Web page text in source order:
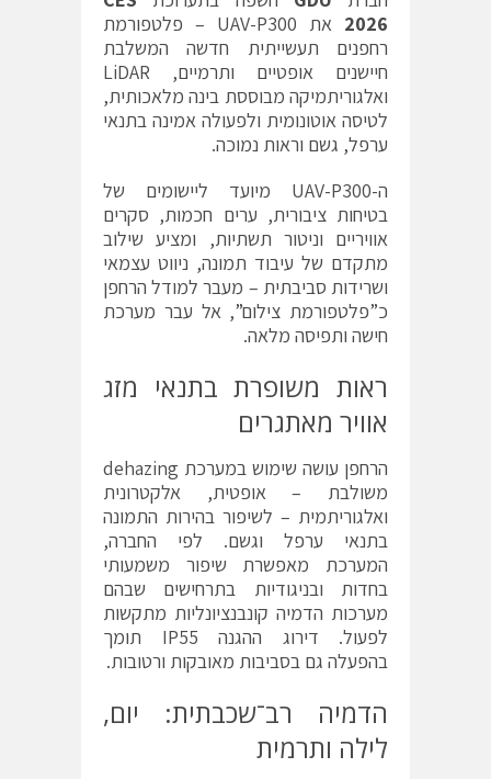
2026
את UAV-P300 – פלטפורמת
רחפנים תעשייתית חדשה המשלבת
חיישנים אופטיים ותרמיים, LiDAR
ואלגוריתמיקה מבוססת בינה מלאכותית,
לטיסה אוטונומית ולפעולה אמינה בתנאי
ערפל, גשם וראות נמוכה.
ה-UAV-P300 מיועד ליישומים של
בטיחות ציבורית, ערים חכמות, סקרים
אוויריים וניטור תשתיות, ומציע שילוב
מתקדם של עיבוד תמונה, ניווט עצמאי
ושרידות סביבתית – מעבר למודל הרחפן
כ”פלטפורמת צילום”, אל עבר מערכת
חישה ותפיסה מלאה.
ראות משופרת בתנאי מזג
אוויר מאתגרים
הרחפן עושה שימוש במערכת dehazing
משולבת – אופטית, אלקטרונית
ואלגוריתמית – לשיפור בהירות התמונה
בתנאי ערפל וגשם. לפי החברה,
המערכת מאפשרת שיפור משמעותי
בחדות ובניגודיות בתרחישים שבהם
מערכות הדמיה קונבנציונליות מתקשות
לפעול. דירוג ההגנה IP55 תומך
בהפעלה גם בסביבות מאובקות ורטובות.
הדמיה רב־שכבתית: יום,
לילה ותרמית